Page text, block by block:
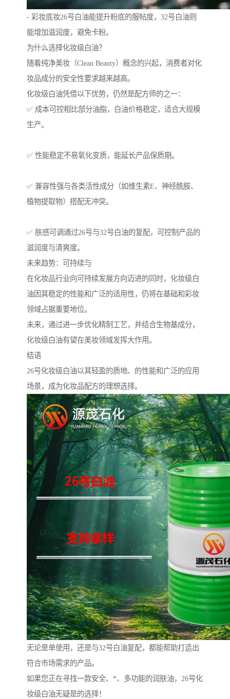
- 彩妆底妆26号白油能提升粉底的服帖度，32号白油则
能增加滋润度，避免卡粉。
为什么选择化妆级白油？
随着纯净美妆（Clean Beauty）概念的兴起，消费者对化
妆品成分的安全性要求越来越高。
化妆级白油凭借以下优势，仍然是配方师的之一：
✅ 成本可控相比部分油脂，白油价格稳定，适合大规模
生产。
✅ 性能稳定不易氧化变质，能延长产品保质期。
✅ 兼容性强与各类活性成分（如维生素E、神经酰胺、
植物提取物）搭配无冲突。
✅ 肤感可调通过26号与32号白油的复配，可控制产品的
滋润度与清爽度。
未来趋势：可持续与
在化妆品行业向可持续发展方向迈进的同时，化妆级白
油因其稳定的性能和广泛的适用性，仍将在基础和彩妆
领域占据重要地位。
未来，通过进一步优化精制工艺，并结合生物基成分，
化妆级白油有望在美妆领域发挥大作用。
结语
26号化妆级白油以其轻盈的质地、的性能和广泛的应用
场景，成为化妆品配方的理想选择。
无论是单使用，还是与32号白油复配，都能帮助打造出
符合市场需求的产品。
如果您正在寻找一款安全、*、多功能的润肤油，26号化
妆级白油无疑是的选择！